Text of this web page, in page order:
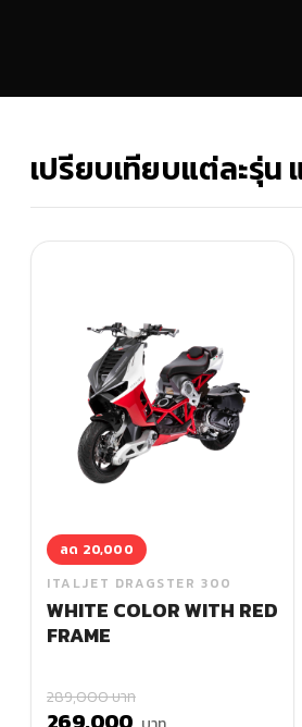
เปรียบเทียบแต่ละรุ่น
ลด 20,000
ITALJET DRAGSTER 300
WHITE COLOR WITH RED
FRAME
289,000 บาท